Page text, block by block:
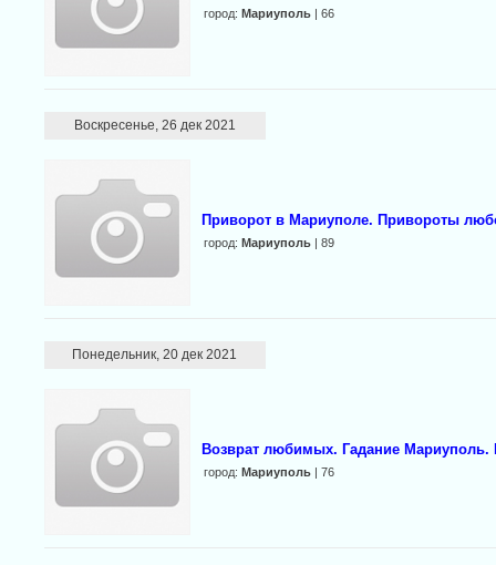
город: Мариуполь | 66
Воскресенье, 26 дек 2021
Приворот в Мариуполе. Привороты
город: Мариуполь | 89
Понедельник, 20 дек 2021
Возврат любимых. Гадание
город: Мариуполь | 76